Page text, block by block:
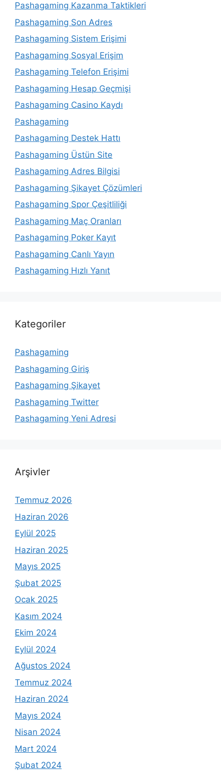
Pashagaming Kazanma Taktikleri
Pashagaming Son Adres
Pashagaming Sistem Erişimi
Pashagaming Sosyal Erişim
Pashagaming Telefon Erişimi
Pashagaming Hesap Geçmişi
Pashagaming Casino Kaydı
Pashagaming
Pashagaming Destek Hattı
Pashagaming Üstün Site
Pashagaming Adres Bilgisi
Pashagaming Şikayet Çözümleri
Pashagaming Spor Çeşitliliği
Pashagaming Maç Oranları
Pashagaming Poker Kayıt
Pashagaming Canlı Yayın
Pashagaming Hızlı Yanıt
Kategoriler
Pashagaming
Pashagaming Giriş
Pashagaming Şikayet
Pashagaming Twitter
Pashagaming Yeni Adresi
Arşivler
Temmuz 2026
Haziran 2026
Eylül 2025
Haziran 2025
Mayıs 2025
Şubat 2025
Ocak 2025
Kasım 2024
Ekim 2024
Eylül 2024
Ağustos 2024
Temmuz 2024
Haziran 2024
Mayıs 2024
Nisan 2024
Mart 2024
Şubat 2024